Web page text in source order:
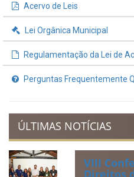
Acervo de Leis
Lei Orgânica Municipal
Regulamentação da Lei de
Perguntas Frequentemente
ÚLTIMAS NOTÍCIAS
VIII
Direitos